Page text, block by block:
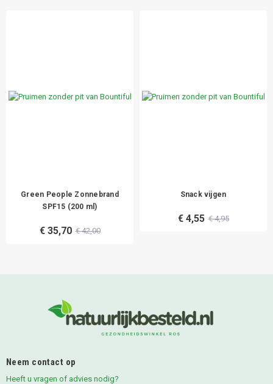
Green People Zonnebrand
SPF15 (200 ml)
€ 35,70 € 42,00
Snack vijgen
€ 4,55 € 4,95
Neem contact op
Heeft u vragen of advies nodig?